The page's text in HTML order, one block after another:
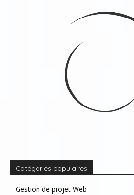
Catégories populaires
Gestion de projet Web